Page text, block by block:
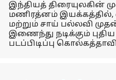
இந்தியத் திரையுலகின்
மணிரத்னம் இயக்கத்தில்,
மற்றும் சாய் பல்லவி
இணைந்து நடிக்கும்
படப்பிடிப்பு